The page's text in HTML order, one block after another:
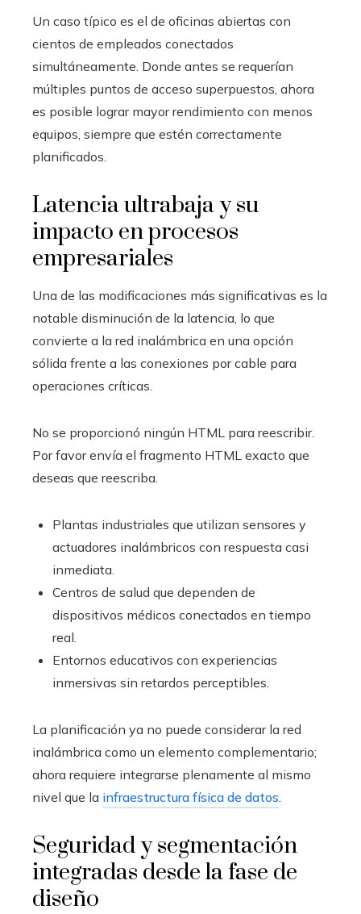
Un caso típico es el de oficinas abiertas con
cientos de empleados conectados
simultáneamente. Donde antes se requerían
múltiples puntos de acceso superpuestos, ahora
es posible lograr mayor rendimiento con menos
equipos, siempre que estén correctamente
planificados.
Latencia ultrabaja y su
impacto en procesos
empresariales
Una de las modificaciones más significativas es la
notable disminución de la latencia, lo que
convierte a la red inalámbrica en una opción
sólida frente a las conexiones por cable para
operaciones críticas.
No se proporcionó ningún HTML para reescribir.
Por favor envía el fragmento HTML exacto que
deseas que reescriba.
Plantas industriales que utilizan sensores y
actuadores inalámbricos con respuesta casi
inmediata.
Centros de salud que dependen de
dispositivos médicos conectados en tiempo
real.
Entornos educativos con experiencias
inmersivas sin retardos perceptibles.
La planificación ya no puede considerar la red
inalámbrica como un elemento complementario;
ahora requiere integrarse plenamente al mismo
nivel que la infraestructura física de datos.
Seguridad y segmentación
integradas desde la fase de
diseño